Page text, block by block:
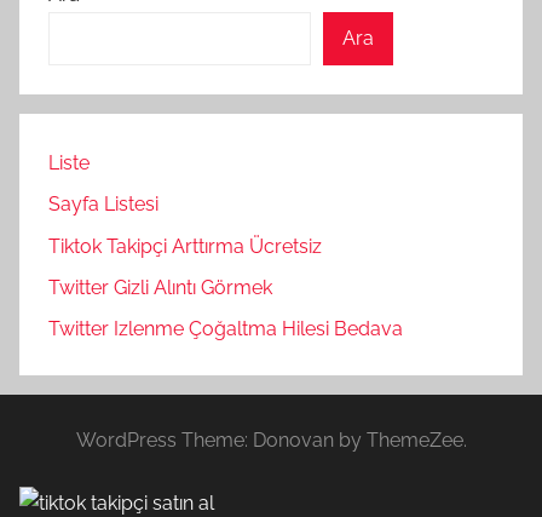
Ara
Liste
Sayfa Listesi
Tiktok Takipçi Arttırma Ücretsiz
Twitter Gizli Alıntı Görmek
Twitter Izlenme Çoğaltma Hilesi Bedava
WordPress Theme: Donovan by ThemeZee.